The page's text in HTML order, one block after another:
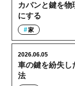
カバンと鍵を
にする
家
車の鍵を紛失し
法
2026.06.05